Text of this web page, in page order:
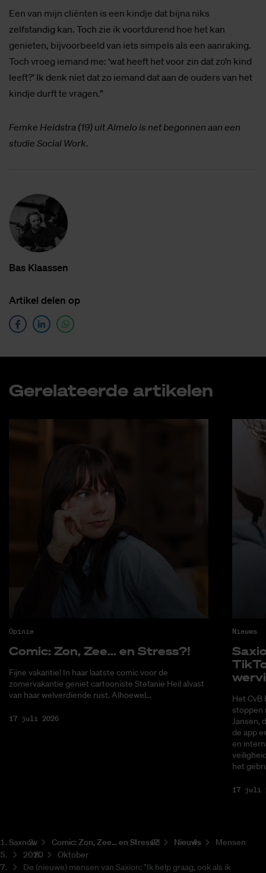
Een van mijn cliënten is een kindje dat bijna niks
zelfstandig kan. Toch zie ik voortdurend hoe het kan
genieten, bijvoorbeeld van iets simpels als een aanraking.
Toch vroeg iemand me: ‘wat heeft het voor zin dat zo’n kind
leeft?’ Ik denk niet dat zo iemand dat aan de ouders van het
kindje durft te vragen.”
Femke Heidstra (19) uit Almelo is net begonnen aan een
studie Social Work.
Bas Klaas­sen
Ar­ti­kel de­len op
Ge­re­la­teer­de ar­ti­ke­len
Opinie
Co­mic: Zon, Zee... en Stress?!
Fijne vakantie! In haar laatste comic voor de
zomervakantie geniet cartooniste Stefanie Heil alvast
van haar welverdiende rust. Alhoewel...
17 juli 2026
Nieuws
Het CvB
stoppen
Jansen,
de app
en
het
17 juli
Saxnow Co­mic: Zon, Zee... en Stress?! Nieuws
Mensen
2020
Oktober
De (nieuwe) mensen van Saxion: "Ik help graag, ook als ik